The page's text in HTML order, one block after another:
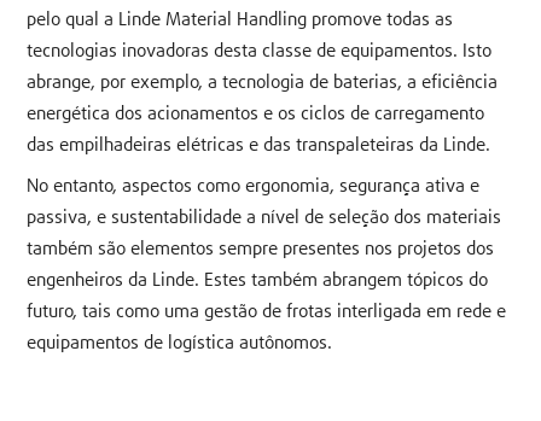
pelo qual a Linde Material Handling promove todas as
tecnologias inovadoras desta classe de equipamentos. Isto
abrange, por exemplo, a tecnologia de baterias, a eficiência
energética dos acionamentos e os ciclos de carregamento
das empilhadeiras elétricas e das transpaleteiras da Linde.
No entanto, aspectos como ergonomia, segurança ativa e
passiva, e sustentabilidade a nível de seleção dos materiais
também são elementos sempre presentes nos projetos dos
engenheiros da Linde. Estes também abrangem tópicos do
futuro, tais como uma gestão de frotas interligada em rede e
equipamentos de logística autônomos.